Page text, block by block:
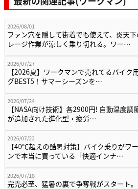
2026/08/01
ファン穴を隠して街着でも使えて、炎天
レージ作業が涼しく乗り切れる。ワー…
2026/07/27
【2026夏】ワークマンで売れてるバイク
グBEST5！サマーシーズンを…
2026/07/24
【NASA向け技術】各2900円! 自動温度調
が追加された進化型・疲労…
2026/07/22
【40℃超えの酷暑対策】バイク乗りがワ
ンで本当に買っている「快適インナ…
2026/07/18
完売必至、猛暑の裏で争奪戦がスタート